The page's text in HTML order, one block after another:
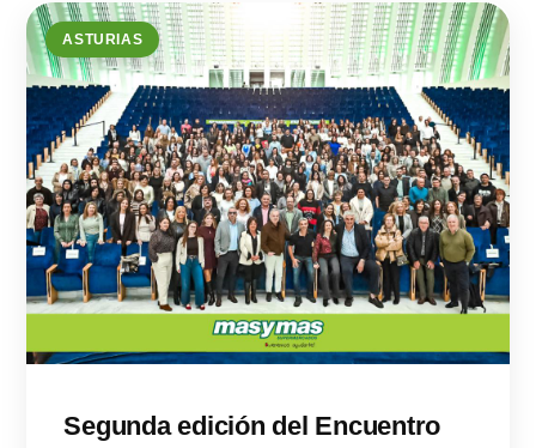
ASTURIAS
Segunda edición del Encuentro